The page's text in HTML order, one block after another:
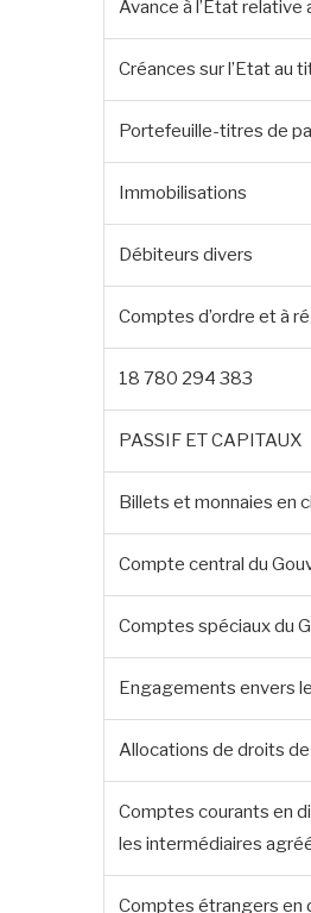
Avance à l’Etat
Créances sur l’Etat au
Portefeuille-titres de
Immobilisations
Débiteurs divers
Comptes d’ordre et à
18 780 294 383
PASSIF ET CAPITAUX
Billets et monnaies en
Compte central du
Comptes spéciaux du
Engagements envers
Allocations de droits
Comptes courants en
les intermédiaires
Comptes étrangers en